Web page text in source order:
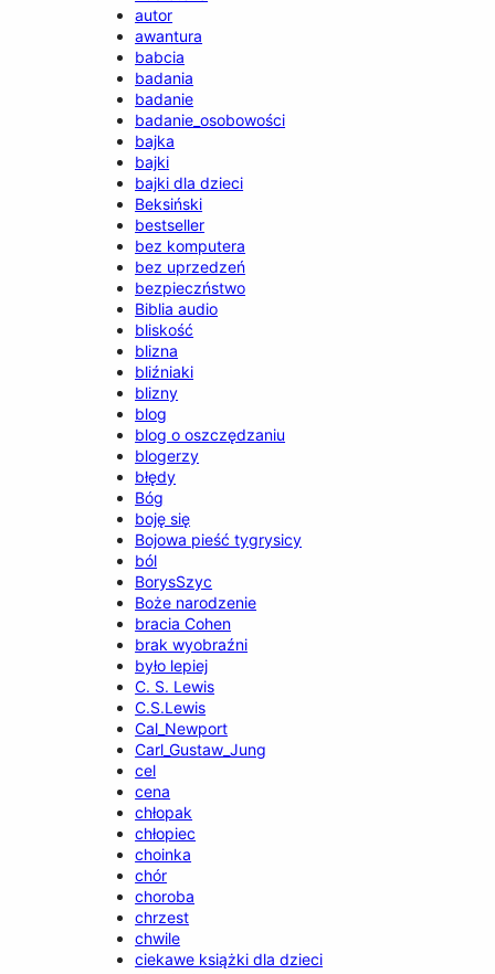
autor
awantura
babcia
badania
badanie
badanie_osobowości
bajka
bajki
bajki dla dzieci
Beksiński
bestseller
bez komputera
bez uprzedzeń
bezpieczństwo
Biblia audio
bliskość
blizna
bliźniaki
blizny
blog
blog o oszczędzaniu
blogerzy
błędy
Bóg
boję się
Bojowa pieść tygrysicy
ból
BorysSzyc
Boże narodzenie
bracia Cohen
brak wyobraźni
było lepiej
C. S. Lewis
C.S.Lewis
Cal_Newport
Carl_Gustaw_Jung
cel
cena
chłopak
chłopiec
choinka
chór
choroba
chrzest
chwile
ciekawe książki dla dzieci